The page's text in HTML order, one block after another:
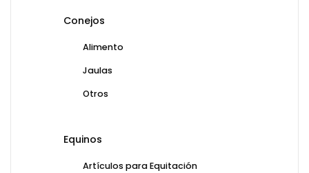
Conejos
Alimento
Jaulas
Otros
Equinos
Artículos para Equitación